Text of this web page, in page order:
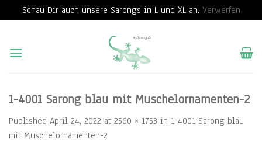
Schau Dir auch unsere Sarongs in L und XL an. Verwerfen
content
1-4001 Sarong blau mit Muschelornamenten-2
Published April 24, 2022 at 2560 × 1753 in 1-4001 Sarong blau
mit Muschelornamenten-2